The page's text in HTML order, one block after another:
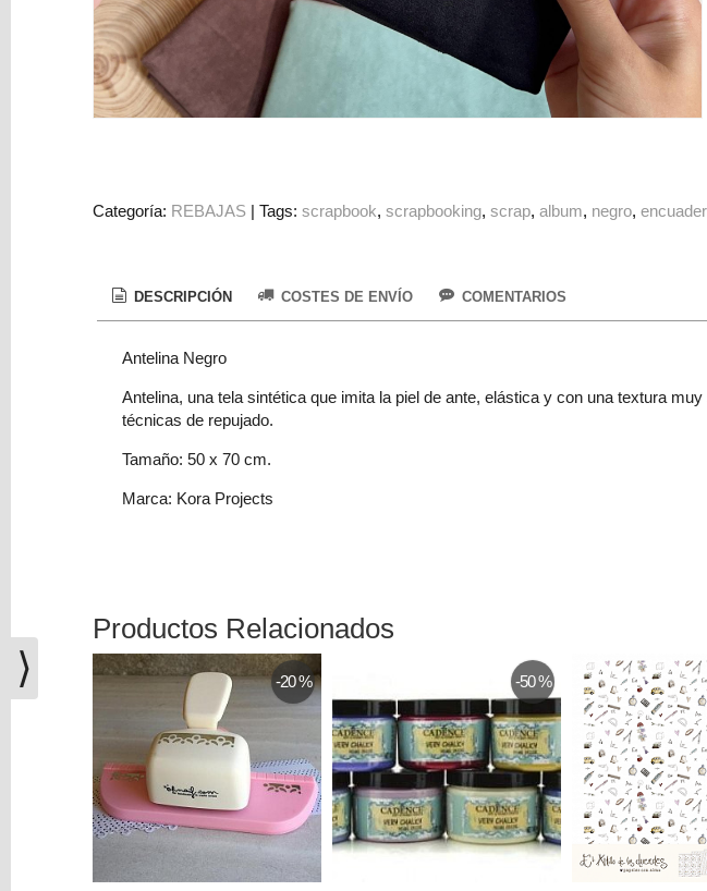
Scrapbooking
Resinas
Colorantes
Figuras
Marcas
carrito
vacío
Redes
Sociales
Categoría: REBAJAS |Tags:scrapbook scrapbooking scrap album negro
DESCRIPCIÓN COSTES DE ENVÍO COMENTARIOS
Antelina Negro
Antelina, una tela sintética que imita la piel de ante, elástica y con una textura
técnicas de repujado.
Tamaño: 50 x 70 cm.
Marca: Kora Projects
Productos Relacionados
-20 % -50 %
⟩